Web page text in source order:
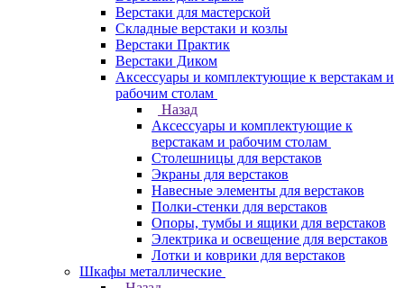
Верстаки для мастерской
Складные верстаки и козлы
Верстаки Практик
Верстаки Диком
Аксессуары и комплектующие к верстакам и
рабочим столам
Назад
Аксессуары и комплектующие к
верстакам и рабочим столам
Столешницы для верстаков
Экраны для верстаков
Навесные элементы для верстаков
Полки-стенки для верстаков
Опоры, тумбы и ящики для верстаков
Электрика и освещение для верстаков
Лотки и коврики для верстаков
Шкафы металлические